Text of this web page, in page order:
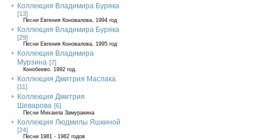
Коллекция Владимира Буряка
[13]
Песни Евгения Коновалова, 1994 год
Коллекция Владимира Буряка
[29]
Песни Евгения Коновалова, 1995 год
Коллекция Владимира
Мурзина [7]
Конобеево. 1992 год.
Коллекция Дмитрия Маслака
[11]
Коллекция Дмитрия
Шеварова [6]
Песни Михаила Замуракина
Коллекция Людмилы Яшкиной
[24]
Песни 1981 - 1982 годов